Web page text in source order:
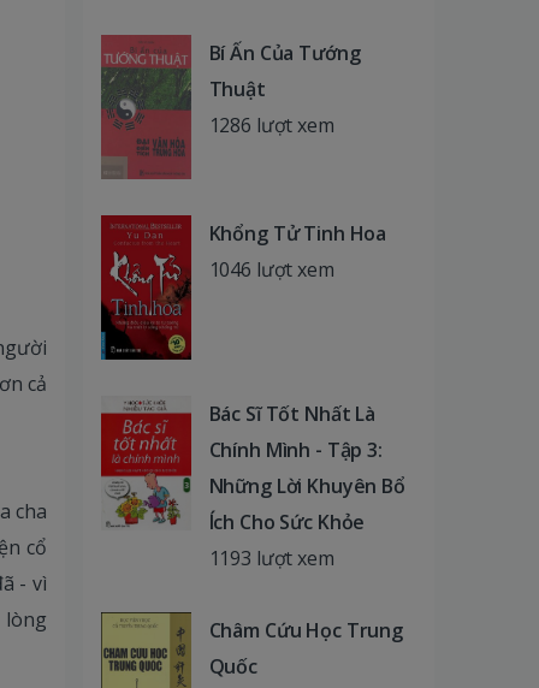
cả
cha
cổ
- vì
lòng
Bí Ấn Của Tướng
Thuật
1286 lượt xem
Khổng Tử Tinh Hoa
1046 lượt xem
Bác Sĩ Tốt Nhất Là
Chính Mình - Tập 3:
Những Lời Khuyên Bổ
Ích Cho Sức Khỏe
1193 lượt xem
Châm Cứu Học Trung
Quốc